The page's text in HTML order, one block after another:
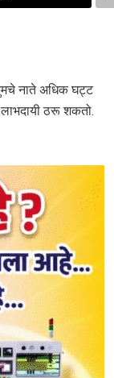
नाते अधिक घट्ट
ठरू शकतो.